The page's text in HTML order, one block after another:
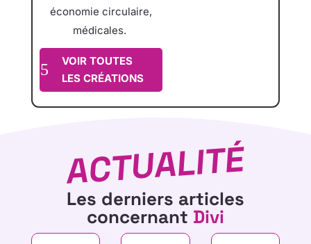
économie circulaire,
médicales.
VOIR TOUTES
LES CRÉATIONS
ACTUALITÉ
Les derniers articles
concernant Divi